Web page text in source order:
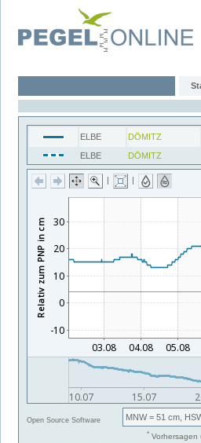
ELBE DÖMITZ
ELBE
DÖMITZ
| |
Open Source Software MNW= 51 cm,
*